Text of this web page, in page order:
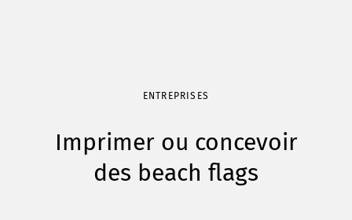
ENTREPRISES
Imprimer ou concevoir
des beach flags